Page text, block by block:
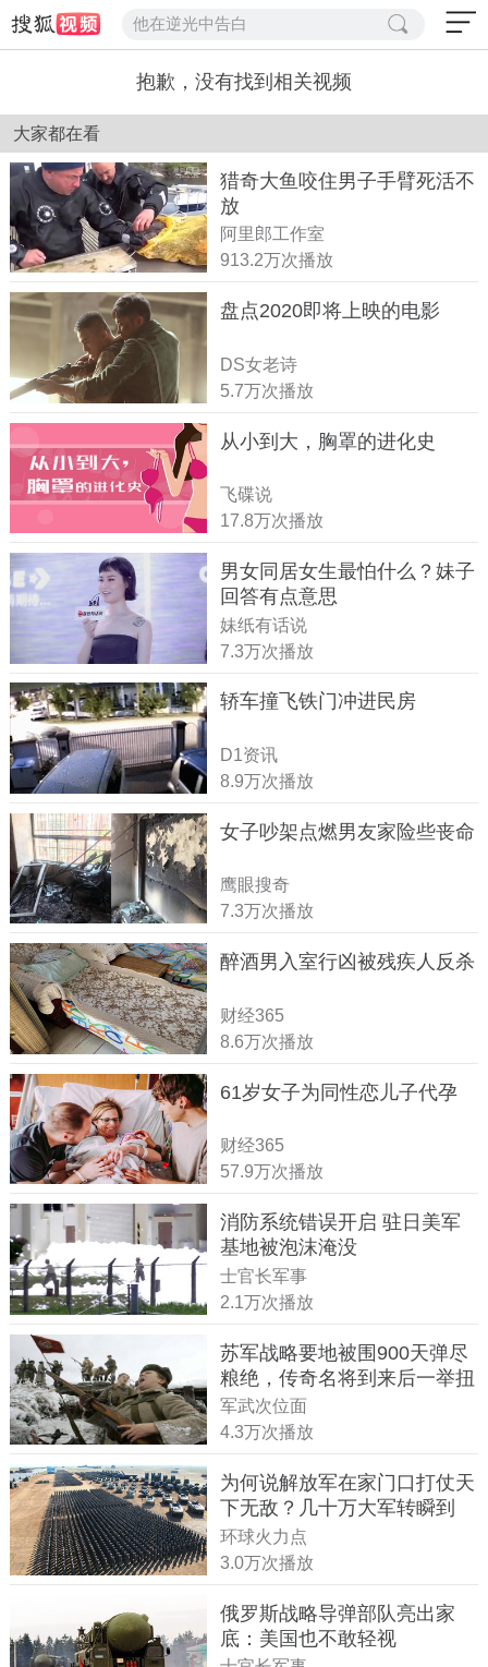
他在逆光中告白
抱歉，没有找到相关视频
大家都在看
猎奇大鱼咬住男子手臂死活不
放
阿里郎工作室
913.2万次播放
盘点2020即将上映的电影
DS女老诗
5.7万次播放
从小到大，胸罩的进化史
飞碟说
17.8万次播放
男女同居女生最怕什么？妹子
回答有点意思
妹纸有话说
7.3万次播放
轿车撞飞铁门冲进民房
D1资讯
8.9万次播放
女子吵架点燃男友家险些丧命
鹰眼搜奇
7.3万次播放
醉酒男入室行凶被残疾人反杀
财经365
8.6万次播放
61岁女子为同性恋儿子代孕
财经365
57.9万次播放
消防系统错误开启 驻日美军
基地被泡沫淹没
士官长军事
2.1万次播放
苏军战略要地被围900天弹尽
粮绝，传奇名将到来后一举扭
转战局
军武次位面
4.3万次播放
为何说解放军在家门口打仗天
下无敌？几十万大军转瞬到
达！
环球火力点
3.0万次播放
俄罗斯战略导弹部队亮出家
底：美国也不敢轻视